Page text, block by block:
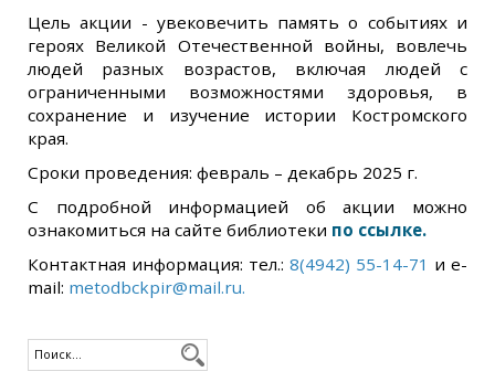
Цель акции - увековечить память о событиях и
героях Великой Отечественной войны, вовлечь
людей разных возрастов, включая людей с
ограниченными возможностями здоровья, в
сохранение и изучение истории Костромского
края.
Сроки проведения: февраль – декабрь 2025 г.
С подробной информацией об акции можно
ознакомиться на сайте библиотеки по ссылке.
Контактная информация: тел.: 8(4942) 55-14-71 и e-
mail: metodbckpir@mail.ru.